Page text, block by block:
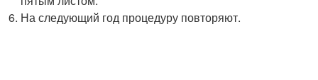
На следующий год процедуру повторяют.